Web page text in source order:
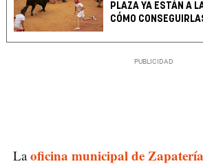
PLAZA YA ESTÁN A
CÓMO
Laoficina municipal de Zapatería